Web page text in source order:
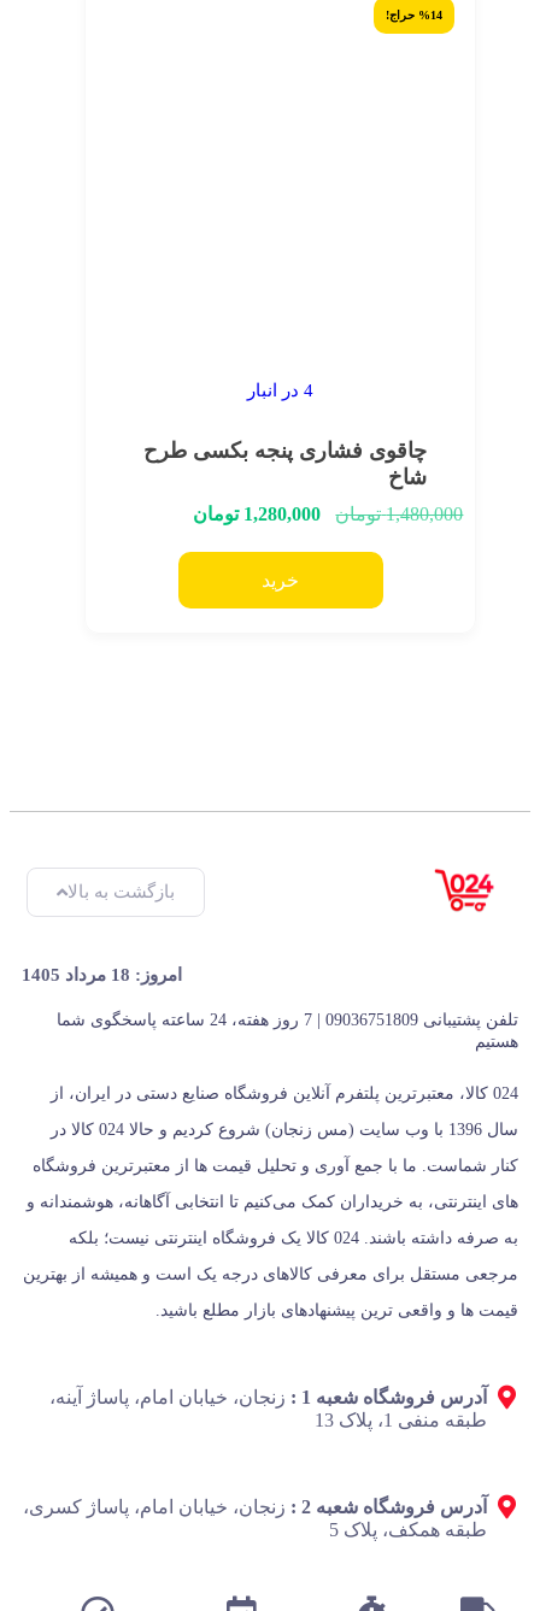
%14 حراج!
4 در انبار
چاقوی فشاری پنجه بکسی طرح
شاخ
1,480,000 تومان 1,280,000 تومان
خرید
بازگشت به بالا
امروز: 18 مرداد 1405
تلفن پشتیبانی 09036751809 | 7 روز هفته، 24 ساعته پاسخگوی شما
هستیم
024 کالا، معتبرترین پلتفرم آنلاین فروشگاه صنایع دستی در ایران، از
سال 1396 با وب سایت (مس زنجان) شروع کردیم و حالا 024 کالا در
کنار شماست. ما با جمع‌ آوری و تحلیل قیمت‌ ها از معتبرترین فروشگاه‌
های اینترنتی، به خریداران کمک می‌کنیم تا انتخابی آگاهانه، هوشمندانه و
به‌ صرفه داشته باشند. 024 کالا یک فروشگاه اینترنتی نیست؛ بلکه
مرجعی مستقل برای معرفی کالاهای درجه یک است و همیشه از بهترین
قیمت‌ ها و واقعی‌ ترین پیشنهادهای بازار مطلع باشید.
آدرس فروشگاه شعبه 1 :
زنجان، خیابان امام، پاساژ آینه،
طبقه منفی 1، پلاک 13
آدرس فروشگاه شعبه 2 :
زنجان، خیابان امام، پاساژ کسری،
طبقه همکف، پلاک 5